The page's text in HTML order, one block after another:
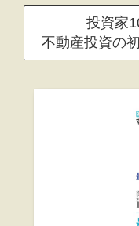
投資家
不動産投資の